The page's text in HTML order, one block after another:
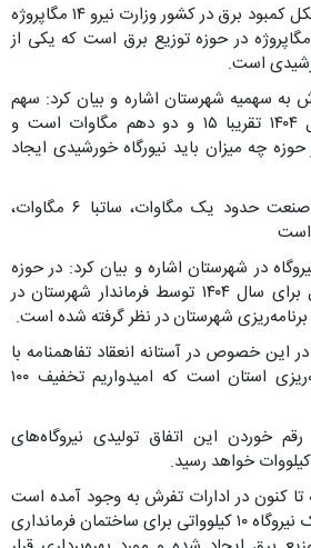
وی ادامه داد: برای حل مشکل کمبود برق در کشور وزارت نیرو ۱۴ مگاپروژه
تعریف کرده است که ۴ مگاپروژه در حوزه توزیع برق است که یکی از
است.
به سهمیه شهرستان اشاره و بیان کرد: سهم
شهرستان تفرش برای سال ۱۴۰۴ تقریبا ۱۵ و دو دهم مگاوات است و
چه میزان باید نیورگاه خورشیدی ایجاد
آینه‌افروز افزود: در بخش صنعت حدود یک مگاوات، ساتبا ۶ مگاوات،
است
در شهرستان اشاره و بیان کرد: در حوزه
اداری مبلغ ۴۰ میلیارد ریال برای سال ۱۴۰۴ توسط فرماندار شهرستان در
برنامه‌ریزی شهرستان در نظر گرفته شده است.
این خصوص در آستانه انعقاد تفاهمنامه با
سازمارن مدیریت و برنامه‌ریزی استان است که امیدواریم تخفیف ۱۰۰
خوردن این اتفاق تولیدی نیروگاه‌های
تا کنون در ادارات تفرش به وجود آمده است
اشاره و بیان کرد: تاکنون یک نیروگاه ۱۰ کیلوواتی برای ساختمان فرمانداری